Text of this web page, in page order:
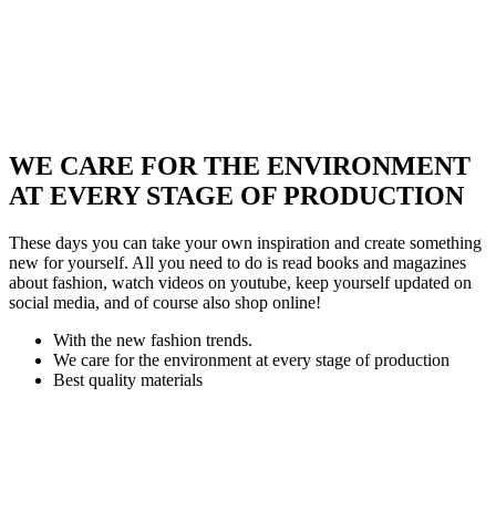
WE CARE FOR THE ENVIRONMENT
AT EVERY STAGE OF PRODUCTION
These days you can take your own inspiration and create something
new for yourself. All you need to do is read books and magazines
about fashion, watch videos on youtube, keep yourself updated on
social media, and of course also shop online!
With the new fashion trends.
We care for the environment at every stage of production
Best quality materials